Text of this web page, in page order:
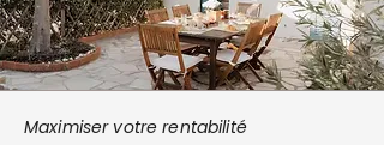
Maximiser votre rentabilité